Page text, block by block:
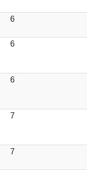
6
6
6
7
7